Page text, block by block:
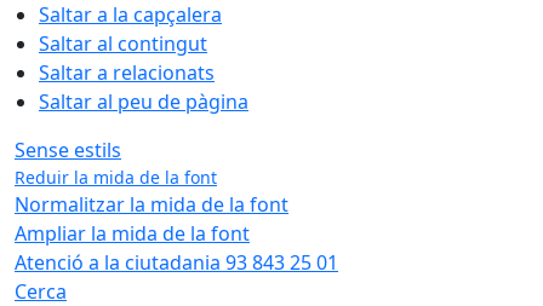
Saltar a la capçalera
Saltar al contingut
Saltar a relacionats
Saltar al peu de pàgina
Sense estils
Reduir la mida de la font
Normalitzar la mida de la font
Ampliar la mida de la font
Atenció a la ciutadania 93 843 25 01
Cerca